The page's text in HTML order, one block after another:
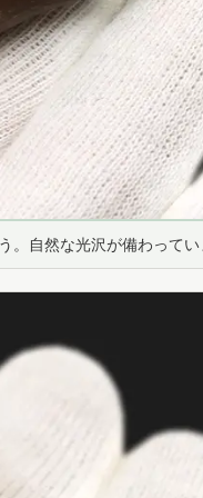
。自然な光沢が備わってい